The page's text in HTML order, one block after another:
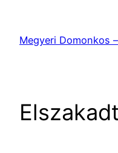
tartalomhoz
Megyeri Domonkos